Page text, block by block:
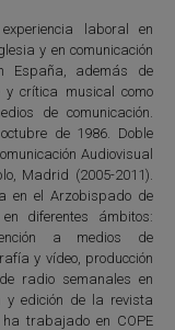
laboral en
y en comunicación
España, además de
crítica musical como
de comunicación.
de 1986. Doble
Audiovisual
Madrid (2005-2011).
en el Arzobispado de
diferentes ámbitos:
a medios de
y vídeo, producción
radio semanales en
y edición de la revista
ha trabajado en COPE